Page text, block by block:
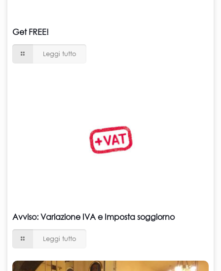
Get FREE!
Leggi tutto
Avviso: Variazione IVA e Imposta soggiorno
Leggi tutto